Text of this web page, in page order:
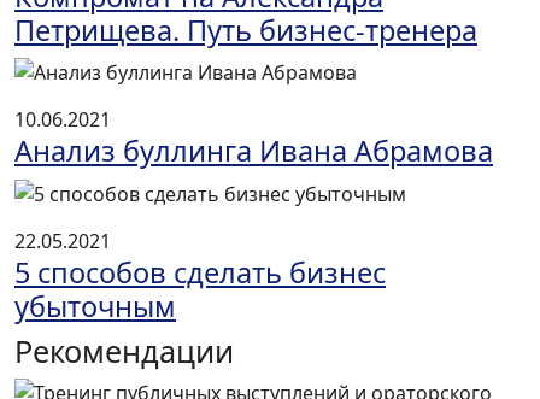
Петрищева. Путь бизнес-тренера
10.06.2021
Анализ буллинга Ивана Абрамова
22.05.2021
5 способов сделать бизнес
убыточным
Рекомендации